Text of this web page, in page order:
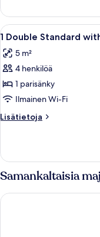
Avaa
kaikki
huonetyypin
1
Double
Standard
with
Free
Breakfast
kuvat
6
1 Double Standard
5 m²
4 henkilöä
1 parisänky
Ilmainen Wi-Fi
Lisätietoja
Lisätietoja
Standard
with
Free
Hot
Breakfast
Samankaltaisia
Ibis Hull City Centre